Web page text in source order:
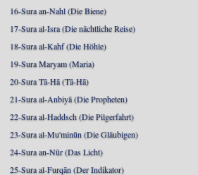
16-Sura an-Nahl (Die Biene)
17-Sura al-Isra (Die nächtliche Reise)
18-Sura al-Kahf (Die Höhle)
19-Sura Maryam (Maria)
20-Sura Tā-Hā (Tā-Hā)
21-Sura al-Anbiyā (Die Propheten)
22-Sura al-Haddsch (Die Pilgerfahrt)
23-Sura al-Mu'minūn (Die Gläubigen)
24-Sura an-Nūr (Das Licht)
25-Sura al-Furqān (Der Indikator)